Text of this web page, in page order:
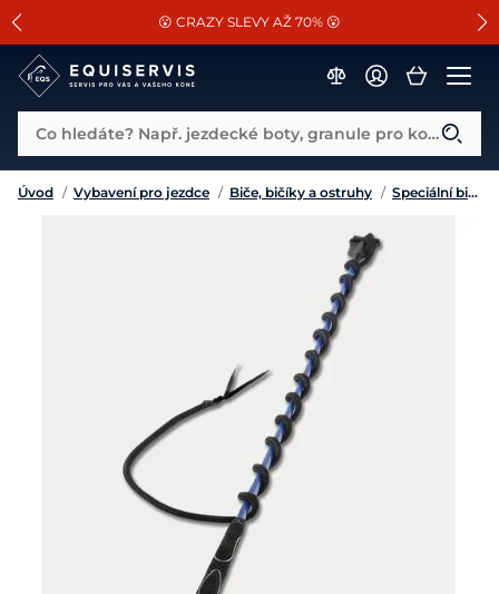
SLEVA 13% na vše od Cassini!
😮 CRAZY SLEVY AŽ 70% 😮
📐Pasování a doplňky k vybraným sedlům ZDARMA 🐴
Co hledáte? Např. jezdecké boty, granule pro koně...
Úvod / Vybavení pro jezdce / Biče, bičíky a ostruhy / Speciální bičíky